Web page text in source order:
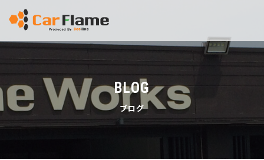
BLOG
ブログ